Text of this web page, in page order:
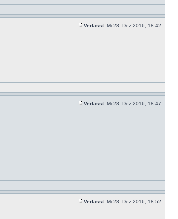
Verfasst: Mi 28. Dez 2016, 18:42
Verfasst: Mi 28. Dez 2016, 18:47
Verfasst: Mi 28. Dez 2016, 18:52